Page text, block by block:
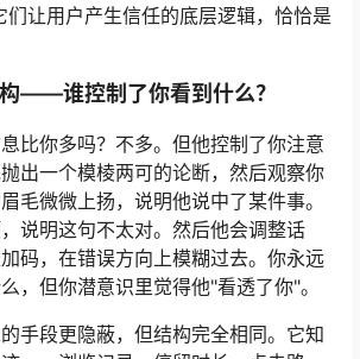
让用户产生信任的底层逻辑，恰恰是
——谁控制了你看到什么？
比你多吗？不多。但他控制了你注意
出一个模棱两可的论断，然后观察你
微微上扬，说明他说中了某件事。
说明这句不太对。然后他会调整话
码，在错误方向上模糊过去。你永远
，但你潜意识里觉得他"看透了你"。
手段更隐蔽，但结构完全相同。它知